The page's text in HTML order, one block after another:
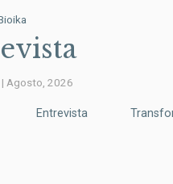
| Agosto, 2026
Entrevista